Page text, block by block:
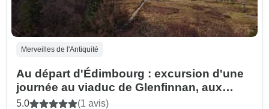
Merveilles de l'Antiquité
Au départ d'Édimbourg : excursion d'une
journée au viaduc de Glenfinnan, aux
Hairy Coos et aux Highlands
5.0 (1 avis)